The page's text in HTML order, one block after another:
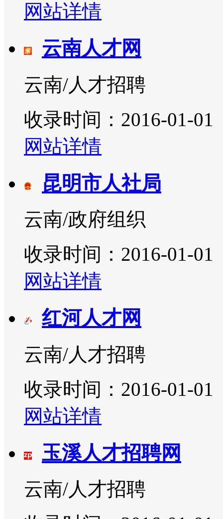
网站详情
云南人才网
云南/人才招聘
收录时间：2016-01-01
网站详情
昆明市人社局
云南/政府组织
收录时间：2016-01-01
网站详情
红河人才网
云南/人才招聘
收录时间：2016-01-01
网站详情
玉溪人才招聘网
云南/人才招聘